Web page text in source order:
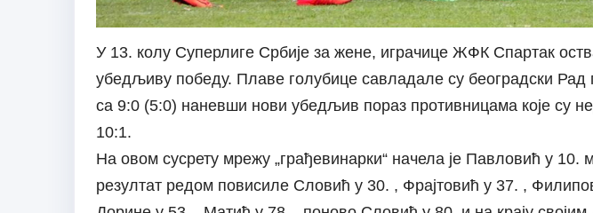
У 13. колу Суперлиге Србије за жене, играчице ЖФК Спартак
убедљиву победу. Плаве голубице савладале су београдски Рад
са 9:0 (5:0) наневши нови убедљив пораз противницама које су
10:1.
На овом сусрету мрежу „грађевинарки“ начела је Павловић у 10.
резултат редом повисиле Словић у 30. , Фрајтовић у 37. ,